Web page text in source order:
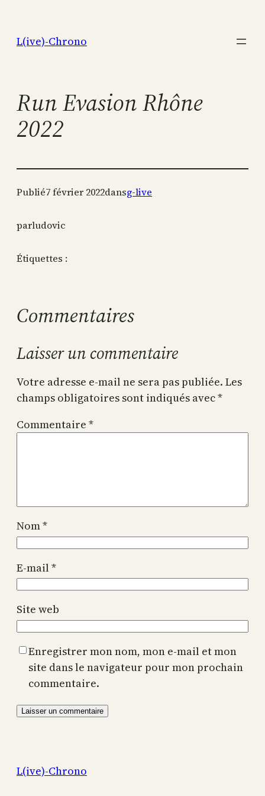
contenu
L(ive)-Chrono
Run Evasion Rhône
2022
Publié7 février 2022dansg-live
parludovic
Étiquettes :
Commentaires
Laisser un commentaire
Votre adresse e-mail ne sera pas publiée. Les
champs obligatoires sont indiqués avec*
Commentaire *
Nom*
E-mail*
Site web
Enregistrer mon nom, mon e-mail et mon
site dans le navigateur pour mon prochain
commentaire.
L(ive)-Chrono